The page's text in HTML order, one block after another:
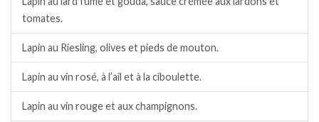
tomates.
Lapin au Riesling, olives et pieds de mouton.
Lapin au vin rosé, à l’ail et à la ciboulette.
Lapin au vin rouge et aux champignons.